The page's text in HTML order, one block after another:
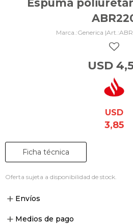
Espuma
Generica |
USD
USD
3,85
Ficha técnica
Oferta sujeta a disponibilidad de stock.
Envíos
Medios de pago